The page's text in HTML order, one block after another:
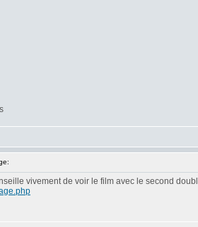
vivement de voir le film avec le second